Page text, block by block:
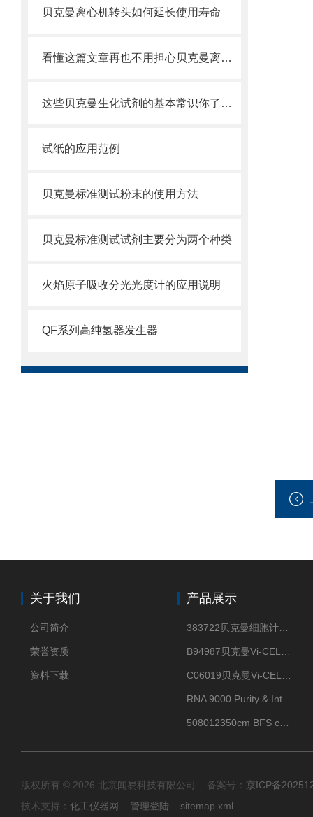
贝克曼离心机转头如何延长使用寿命
看懂这篇文章再也不用担心贝克曼离心管破裂了
这些贝克曼生化试剂的基本常识你了解吗？
试纸的应用范例
贝克曼标准测试粉末的使用方法
贝克曼标准测试试剂主要分为两个种类
火焰原子吸收分光光度计的应用说明
QF系列高纯氢器发生器
关于我们
公司简介
荣誉资质
资料下载
产品展示
版权所有 © 2026 北京闻易科技有限公司 备案号： 京ICP备
技术支持： 化工仪器网 管理登陆 sitemap.xml